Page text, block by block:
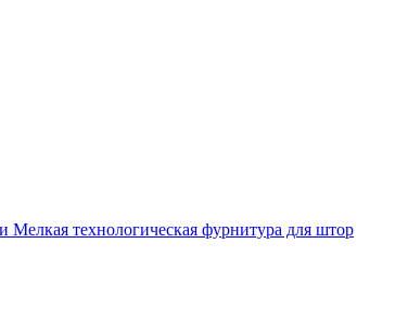
технологическая фурнитура для штор